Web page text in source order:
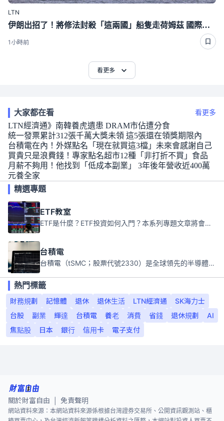
LTN
伊朗出招了！將修法封殺「這兩國」船隻走荷姆茲 國際油價狂飆近4％
1小時前
看更多
大家都在看 看更多
LTN經濟通》南韓養虎遺患 DRAM市佔遭分食
統一發票累計312張千萬大獎未領 這5張還在領獎期限內
台積電在內！外媒點名「現在就買這3檔」未來會感謝自己
買貴只是浪費錢！專家點名超市12種「非打折不買」食品
月薪不夠用！他找到「低成本副業」 3年後年營收近400萬
元養全家
精選專題
ETF教室
ETF是什麼？ETF投資如何入門？本系列專題文章將會告訴你新手必須知道的ETF基礎知識。
台積電
台積電（tSMC；股票代號2330）是全球領先的半導體代工公司，成立於1987年，總部位於台灣新竹。且已於美國、日本、德國及中國設廠，台積電是全球首家專業積體電路製造服務公司，也是全球最先進和最大規模的半導體代工廠。
熱門標籤
財務規劃
記憶體 退休 退休生活 LTN經濟通
SK海力士
台股
副業 輝達 台積電 養老 消費 省錢 退休規劃
AI
焦點股
日本 銀行 信用卡 電子支付
關於財富自由 免責聲明
網站資料來源：本網站資料來源係根據台灣證券交易所、公開資訊觀測站、櫃